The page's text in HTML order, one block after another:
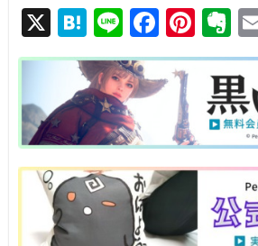
X H
at
e
n
a
Li
n
e
F
a
c
b
o
o
k
Pi
nt
er
e
st
E
v
er
n
ot
e